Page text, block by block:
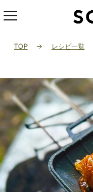
TOP レシピ一覧